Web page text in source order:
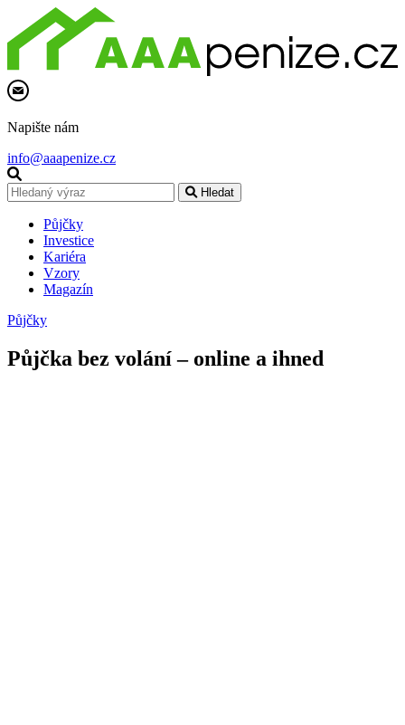
Napište nám
info@aaapenize.cz
Hledat
Půjčky
Investice
Kariéra
Vzory
Magazín
Půjčky
Půjčka bez volání – online a ihned